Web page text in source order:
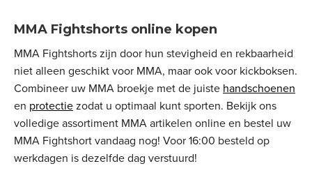
MMA Fightshorts online kopen
MMA Fightshorts zijn door hun stevigheid en rekbaarheid
niet alleen geschikt voor MMA, maar ook voor kickboksen.
Combineer uw MMA broekje met de juiste handschoenen
en protectiezodat u optimaal kunt sporten. Bekijk ons
volledige assortiment MMA artikelen online en bestel uw
MMA Fightshort vandaag nog! Voor 16:00 besteld op
werkdagen is dezelfde dag verstuurd!